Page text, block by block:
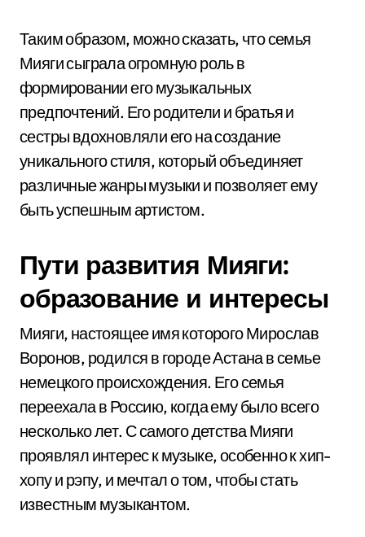
Таким образом, можно сказать, что семья
Мияги сыграла огромную роль в
формировании его музыкальных
предпочтений. Его родители и братья и
сестры вдохновляли его на создание
уникального стиля, который объединяет
различные жанры музыки и позволяет ему
быть успешным артистом.
Пути развития Мияги:
образование и интересы
Мияги, настоящее имя которого Мирослав
Воронов, родился в городе Астана в семье
немецкого происхождения. Его семья
переехала в Россию, когда ему было всего
несколько лет. С самого детства Мияги
проявлял интерес к музыке, особенно к хип-
хопу и рэпу, и мечтал о том, чтобы стать
известным музыкантом.